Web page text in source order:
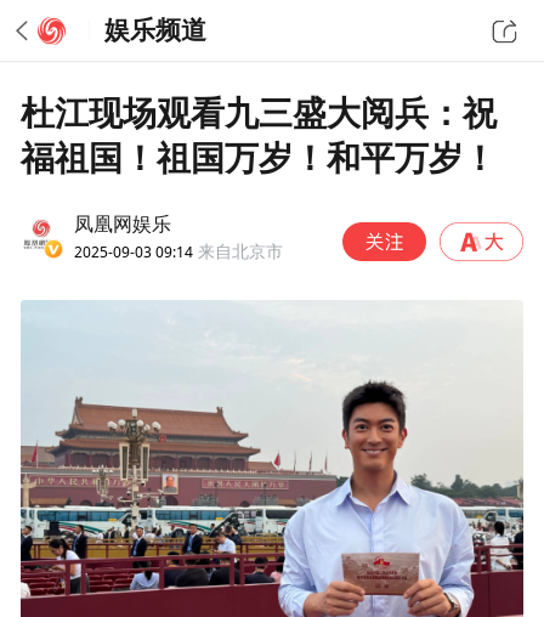
娱乐频道
杜江现场观看九三盛大阅兵：祝
福祖国！祖国万岁！和平万岁！
凤凰网娱乐
2025-09-03 09:14 来自北京市